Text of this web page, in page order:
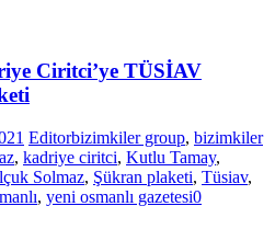
Ciritci’ye TÜSİAV
Editorbizimkiler group, bizimkiler
, kadriye ciritci, Kutlu Tamay,
Solmaz, Şükran plaketi, Tüsiav,
, yeni osmanlı gazetesi0